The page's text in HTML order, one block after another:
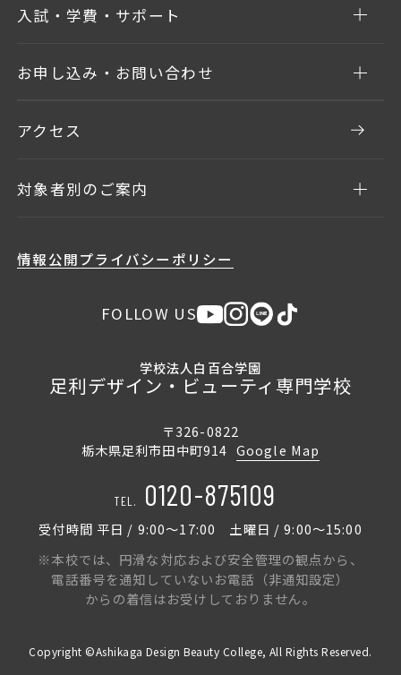
入試・学費・サポート
お申し込み・お問い合わせ
アクセス
対象者別のご案内
情報公開プライバシーポリシー
FOLLOW US
学校法人白百合学園
足利デザイン・ビューティ専門学校
〒326-0822
栃木県足利市田中町914 Google Map
TEL. 0120-875109
受付時間 平日 / 9:00〜17:00 土曜日 / 9:00〜15:00
※本校では、円滑な対応および安全管理の観点から、
電話番号を通知していないお電話（非通知設定）
からの着信はお受けしておりません。
Copyright ©Ashikaga Design Beauty College, All Rights Reserved.